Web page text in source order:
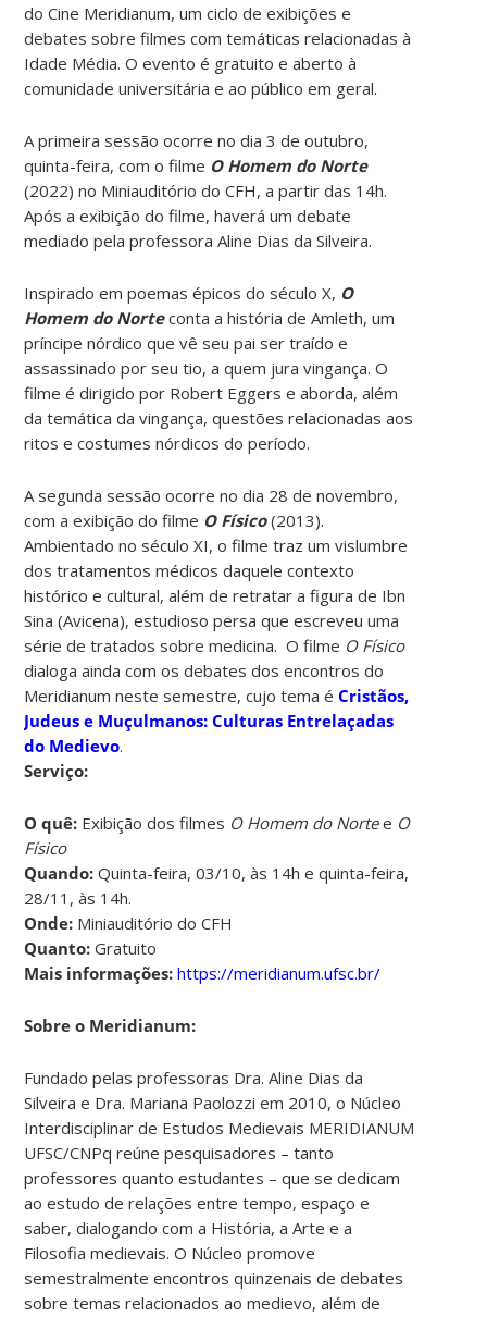
do Cine Meridianum, um ciclo de exibições e
debates sobre filmes com temáticas relacionadas à
Idade Média. O evento é gratuito e aberto à
comunidade universitária e ao público em geral.
A primeira sessão ocorre no dia 3 de outubro,
quinta-feira, com o filme O Homem do Norte
(2022) no Miniauditório do CFH, a partir das 14h.
Após a exibição do filme, haverá um debate
mediado pela professora Aline Dias da Silveira.
Inspirado em poemas épicos do século X, O
Homem do Norteconta a história de Amleth, um
príncipe nórdico que vê seu pai ser traído e
assassinado por seu tio, a quem jura vingança. O
filme é dirigido por Robert Eggers e aborda, além
da temática da vingança, questões relacionadas aos
ritos e costumes nórdicos do período.
A segunda sessão ocorre no dia 28 de novembro,
com a exibição do filme O Físico(2013).
Ambientado no século XI, o filme traz um vislumbre
dos tratamentos médicos daquele contexto
histórico e cultural, além de retratar a figura de Ibn
Sina (Avicena), estudioso persa que escreveu uma
série de tratados sobre medicina. O filme O Físico
dialoga ainda com os debates dos encontros do
Meridianum neste semestre, cujo tema éCristãos,
Judeus e Muçulmanos: Culturas Entrelaçadas
do Medievo.
Serviço:
O quê: Exibição dos filmes O Homem do Nortee O
Físico
Quando: Quinta-feira, 03/10, às 14h e quinta-feira,
28/11, às 14h.
Onde: Miniauditório do CFH
Quanto:Gratuito
Mais informações: https://meridianum.ufsc.br/
Sobre o Meridianum:
Fundado pelas professoras Dra. Aline Dias da
Silveira e Dra. Mariana Paolozzi em 2010, o Núcleo
Interdisciplinar de Estudos Medievais MERIDIANUM
UFSC/CNPq reúne pesquisadores – tanto
professores quanto estudantes – que se dedicam
ao estudo de relações entre tempo, espaço e
saber, dialogando com a História, a Arte e a
Filosofia medievais. O Núcleo promove
semestralmente encontros quinzenais de debates
sobre temas relacionados ao medievo, além de